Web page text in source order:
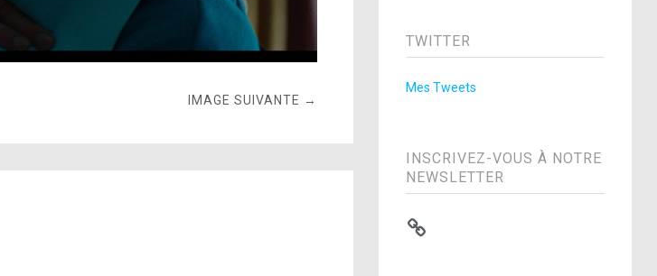
IMAGE SUIVANTE →
TWITTER
Mes Tweets
INSCRIVEZ-VOUS À NOTRE
NEWSLETTER